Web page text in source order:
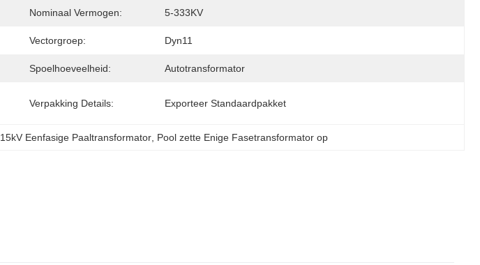
Nominaal Vermogen: 5-333KV
Vectorgroep: Dyn11
Spoelhoeveelheid: Autotransformator
Verpakking Details: Exporteer Standaardpakket
15kV Eenfasige Paaltransformator Pool zette Enige Fasetransformator op